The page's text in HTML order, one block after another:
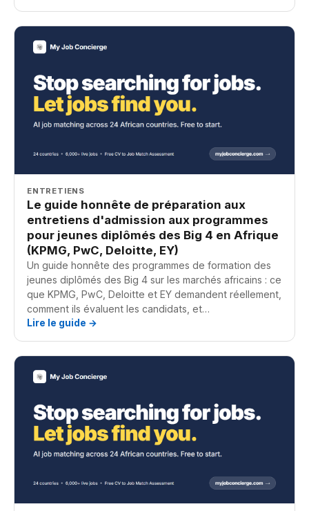
ENTRETIENS
Le guide honnête de préparation aux
entretiens d'admission aux programmes
pour jeunes diplômés des Big 4 en Afrique
(KPMG, PwC, Deloitte, EY)
Un guide honnête des programmes de formation des
jeunes diplômés des Big 4 sur les marchés africains : ce
que KPMG, PwC, Deloitte et EY demandent réellement,
comment ils évaluent les candidats, et…
Lire le guide →